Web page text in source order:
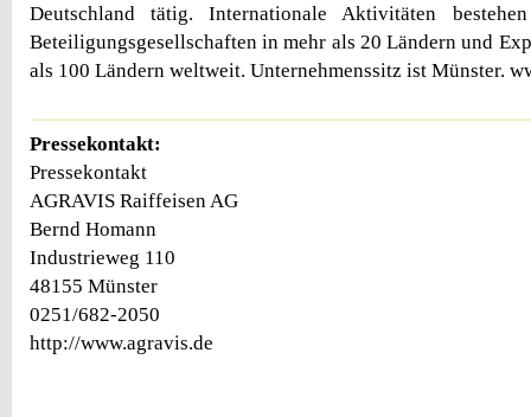
Deutschland tätig. Internationale Aktivitäten
Beteiligungsgesellschaften in mehr als 20 Ländern und
als 100 Ländern weltweit. Unternehmenssitz ist Münster.
Pressekontakt:
Pressekontakt
AGRAVIS Raiffeisen AG
Bernd Homann
Industrieweg 110
48155 Münster
0251/682-2050
http://www.agravis.de